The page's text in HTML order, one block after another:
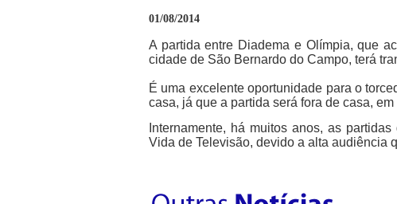
01/08/2014
A partida entre Diadema e Olímpia, que
cidade de São Bernardo do Campo, terá
É uma excelente oportunidade para o
casa, já que a partida será fora de casa,
Internamente, há muitos anos, as
Vida de Televisão, devido a alta audiência